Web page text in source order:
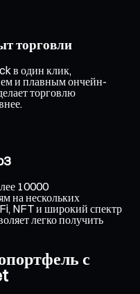
торговли
в один клик,
и плавным ончейн-
торговлю
10000
на нескольких
NFT и широкий спектр
легко получить
с